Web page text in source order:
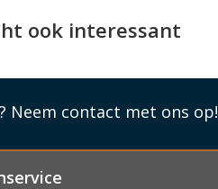
ook interessant
Neem contact met ons op!